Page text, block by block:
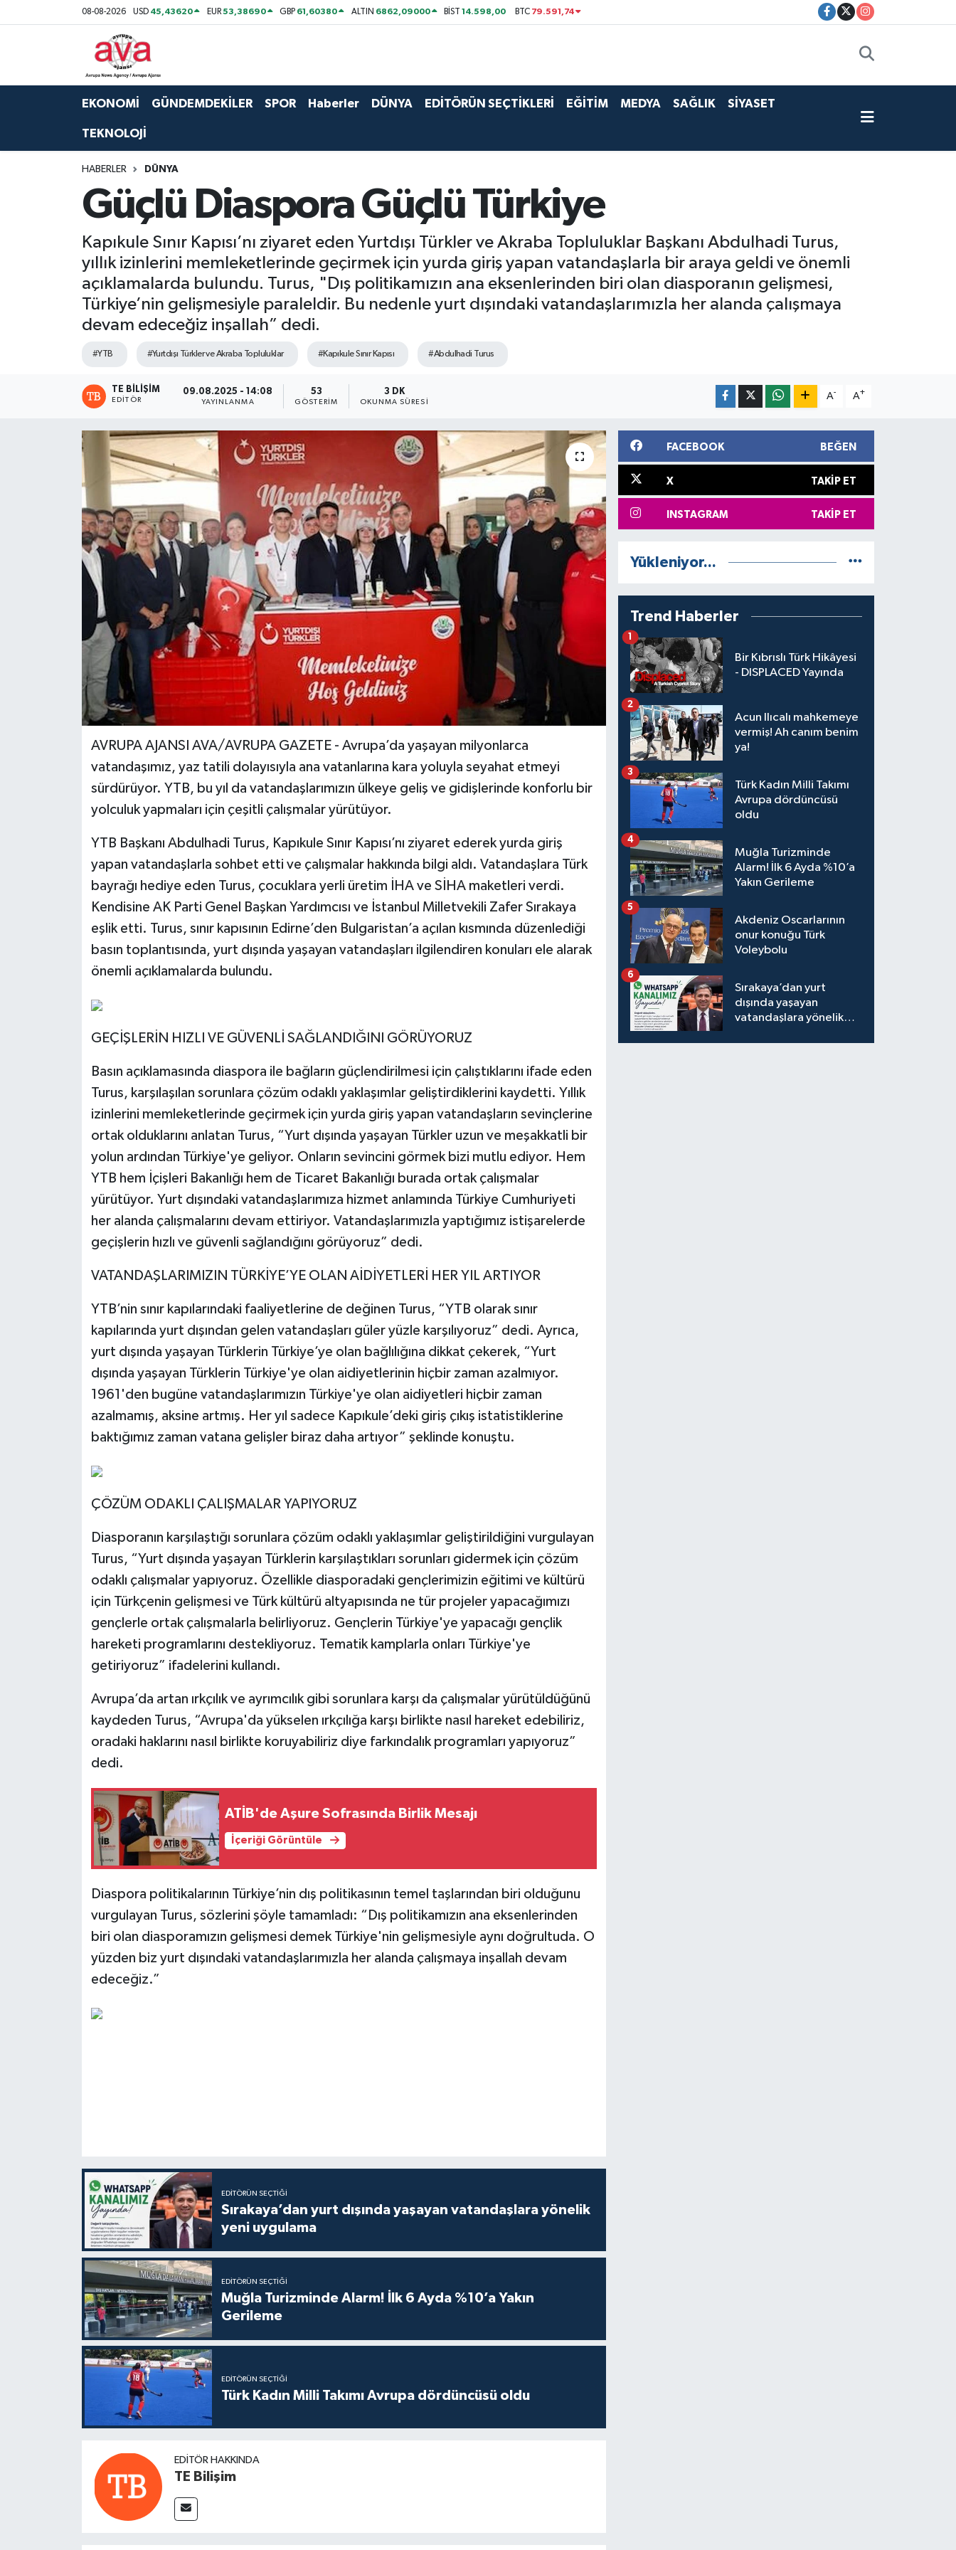
08-08-2026 USD 45,43620 EUR53,38690 GBP 61,60380 ALTIN 6862,09000 BİST14.598,00 BTC 79.591,74
EKONOMİ GÜNDEMDEKİLER SPOR Haberler DÜNYA EDİTÖRÜN SEÇTİKLERİ EĞİTİM MEDYA SAĞLIK SİYASET
TEKNOLOJİ
HABERLER DÜNYA
Güçlü Diaspora Güçlü Türkiye
Kapıkule Sınır Kapısı’nı ziyaret eden Yurtdışı Türkler ve Akraba Topluluklar Başkanı Abdulhadi Turus,
yıllık izinlerini memleketlerinde geçirmek için yurda giriş yapan vatandaşlarla bir araya geldi ve önemli
açıklamalarda bulundu. Turus, "Dış politikamızın ana eksenlerinden biri olan diasporanın gelişmesi,
Türkiye’nin gelişmesiyle paraleldir. Bu nedenle yurt dışındaki vatandaşlarımızla her alanda çalışmaya
devam edeceğiz inşallah” dedi.
#YTB #Yurtdışı Türkler ve Akraba Topluluklar #Kapıkule Sınır Kapısı #Abdulhadi Turus
TE BILIŞIM
EDITÖR
09.08.2025 - 14:08
YAYINLANMA
53
GÖSTERIM
3 DK
OKUNMA SÜRESI
A- A+
AVRUPA AJANSI AVA/AVRUPA GAZETE - Avrupa’da yaşayan milyonlarca
vatandaşımız, yaz tatili dolayısıyla ana vatanlarına kara yoluyla seyahat etmeyi
sürdürüyor. YTB, bu yıl da vatandaşlarımızın ülkeye geliş ve gidişlerinde konforlu bir
yolculuk yapmaları için çeşitli çalışmalar yürütüyor.
YTB Başkanı Abdulhadi Turus, Kapıkule Sınır Kapısı’nı ziyaret ederek yurda giriş
yapan vatandaşlarla sohbet etti ve çalışmalar hakkında bilgi aldı. Vatandaşlara Türk
bayrağı hediye eden Turus, çocuklara yerli üretim İHA ve SİHA maketleri verdi.
Kendisine AK Parti Genel Başkan Yardımcısı ve İstanbul Milletvekili Zafer Sırakaya
eşlik etti. Turus, sınır kapısının Edirne’den Bulgaristan’a açılan kısmında düzenlediği
basın toplantısında, yurt dışında yaşayan vatandaşları ilgilendiren konuları ele alarak
önemli açıklamalarda bulundu.
GEÇİŞLERİN HIZLI VE GÜVENLİ SAĞLANDIĞINI GÖRÜYORUZ
Basın açıklamasında diaspora ile bağların güçlendirilmesi için çalıştıklarını ifade eden
Turus, karşılaşılan sorunlara çözüm odaklı yaklaşımlar geliştirdiklerini kaydetti. Yıllık
izinlerini memleketlerinde geçirmek için yurda giriş yapan vatandaşların sevinçlerine
ortak olduklarını anlatan Turus, “Yurt dışında yaşayan Türkler uzun ve meşakkatli bir
yolun ardından Türkiye'ye geliyor. Onların sevincini görmek bizi mutlu ediyor. Hem
YTB hem İçişleri Bakanlığı hem de Ticaret Bakanlığı burada ortak çalışmalar
yürütüyor. Yurt dışındaki vatandaşlarımıza hizmet anlamında Türkiye Cumhuriyeti
her alanda çalışmalarını devam ettiriyor. Vatandaşlarımızla yaptığımız istişarelerde
geçişlerin hızlı ve güvenli sağlandığını görüyoruz” dedi.
VATANDAŞLARIMIZIN TÜRKİYE’YE OLAN AİDİYETLERİ HER YIL ARTIYOR
YTB’nin sınır kapılarındaki faaliyetlerine de değinen Turus, “YTB olarak sınır
kapılarında yurt dışından gelen vatandaşları güler yüzle karşılıyoruz” dedi. Ayrıca,
yurt dışında yaşayan Türklerin Türkiye’ye olan bağlılığına dikkat çekerek, “Yurt
dışında yaşayan Türklerin Türkiye'ye olan aidiyetlerinin hiçbir zaman azalmıyor.
1961'den bugüne vatandaşlarımızın Türkiye'ye olan aidiyetleri hiçbir zaman
azalmamış, aksine artmış. Her yıl sadece Kapıkule’deki giriş çıkış istatistiklerine
baktığımız zaman vatana gelişler biraz daha artıyor” şeklinde konuştu.
ÇÖZÜM ODAKLI ÇALIŞMALAR YAPIYORUZ
Diasporanın karşılaştığı sorunlara çözüm odaklı yaklaşımlar geliştirildiğini vurgulayan
Turus, “Yurt dışında yaşayan Türklerin karşılaştıkları sorunları gidermek için çözüm
odaklı çalışmalar yapıyoruz. Özellikle diasporadaki gençlerimizin eğitimi ve kültürü
için Türkçenin gelişmesi ve Türk kültürü altyapısında ne tür projeler yapacağımızı
gençlerle ortak çalışmalarla belirliyoruz. Gençlerin Türkiye'ye yapacağı gençlik
hareketi programlarını destekliyoruz. Tematik kamplarla onları Türkiye'ye
getiriyoruz” ifadelerini kullandı.
Avrupa’da artan ırkçılık ve ayrımcılık gibi sorunlara karşı da çalışmalar yürütüldüğünü
kaydeden Turus, “Avrupa'da yükselen ırkçılığa karşı birlikte nasıl hareket edebiliriz,
oradaki haklarını nasıl birlikte koruyabiliriz diye farkındalık programları yapıyoruz”
dedi.
ATİB'de Aşure Sofrasında Birlik Mesajı
İçeriği Görüntüle
Diaspora politikalarının Türkiye’nin dış politikasının temel taşlarından biri olduğunu
vurgulayan Turus, sözlerini şöyle tamamladı: “Dış politikamızın ana eksenlerinden
biri olan diasporamızın gelişmesi demek Türkiye'nin gelişmesiyle aynı doğrultuda. O
yüzden biz yurt dışındaki vatandaşlarımızla her alanda çalışmaya inşallah devam
edeceğiz.”
EDITÖRÜN SEÇTIĞI
Sırakaya’dan yurt dışında yaşayan vatandaşlara yönelik
yeni uygulama
EDITÖRÜN SEÇTIĞI
Muğla Turizminde Alarm! İlk 6 Ayda %10’a Yakın
Gerileme
EDITÖRÜN SEÇTIĞI
Türk Kadın Milli Takımı Avrupa dördüncüsü oldu
EDITÖR HAKKINDA
TE Bilişim
FACEBOOK BEĞEN
X TAKIP ET
INSTAGRAM TAKIP ET
Yükleniyor...
Trend Haberler
Bir Kıbrıslı Türk Hikâyesi
- DISPLACED Yayında
1
Acun Ilıcalı mahkemeye
vermiş! Ah canım benim
ya!
2
Türk Kadın Milli Takımı
Avrupa dördüncüsü
oldu
3
Muğla Turizminde
Alarm! İlk 6 Ayda %10’a
Yakın Gerileme
4
Akdeniz Oscarlarının
onur konuğu Türk
Voleybolu
5
Sırakaya’dan yurt
dışında yaşayan
vatandaşlara yönelik
6
Nöbetçi Eczaneler
Namaz Vakitleri
Trafik Durumu
Süper Lig Puan Durumu ve Fikstür
Tüm Manşetler
Son Dakika Haberleri
Haber Arşivi